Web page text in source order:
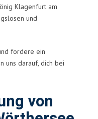
Klagenfurt am
und
fordere ein
uns darauf, dich bei
von